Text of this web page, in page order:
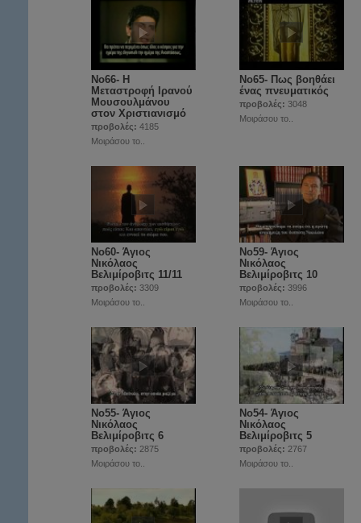
Νο66- Η
Μεταστροφή Ιρανού
Μουσουλμάνου
στον Χριστιανισμό
προβολές: 4185
Μοιράσου το..
Νο65- Πως βοηθάει
ένας πνευματικός
προβολές: 3048
Μοιράσου το..
Νο60- Άγιος
Νικόλαος
Βελιμίροβιτς 11/11
προβολές: 3309
Μοιράσου το..
Νο59- Άγιος
Νικόλαος
Βελιμίροβιτς 10
προβολές: 3996
Μοιράσου το..
Νο55- Άγιος
Νικόλαος
Βελιμίροβιτς 6
προβολές: 2875
Μοιράσου το..
Νο54- Άγιος
Νικόλαος
Βελιμίροβιτς 5
προβολές: 2767
Μοιράσου το..